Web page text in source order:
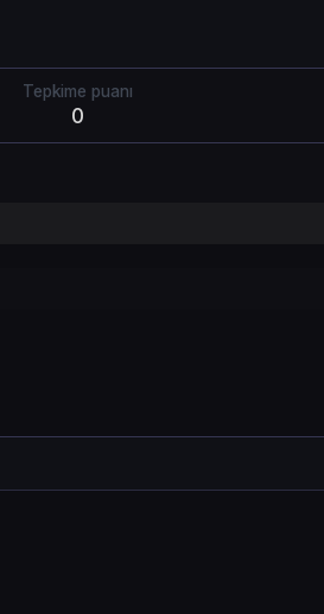
Tepkime puanı
0